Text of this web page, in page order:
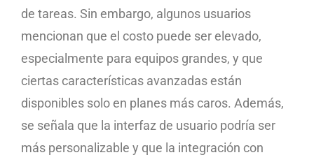
de tareas. Sin embargo, algunos usuarios
mencionan que el costo puede ser elevado,
especialmente para equipos grandes, y que
ciertas características avanzadas están
disponibles solo en planes más caros. Además,
se señala que la interfaz de usuario podría ser
más personalizable y que la integración con